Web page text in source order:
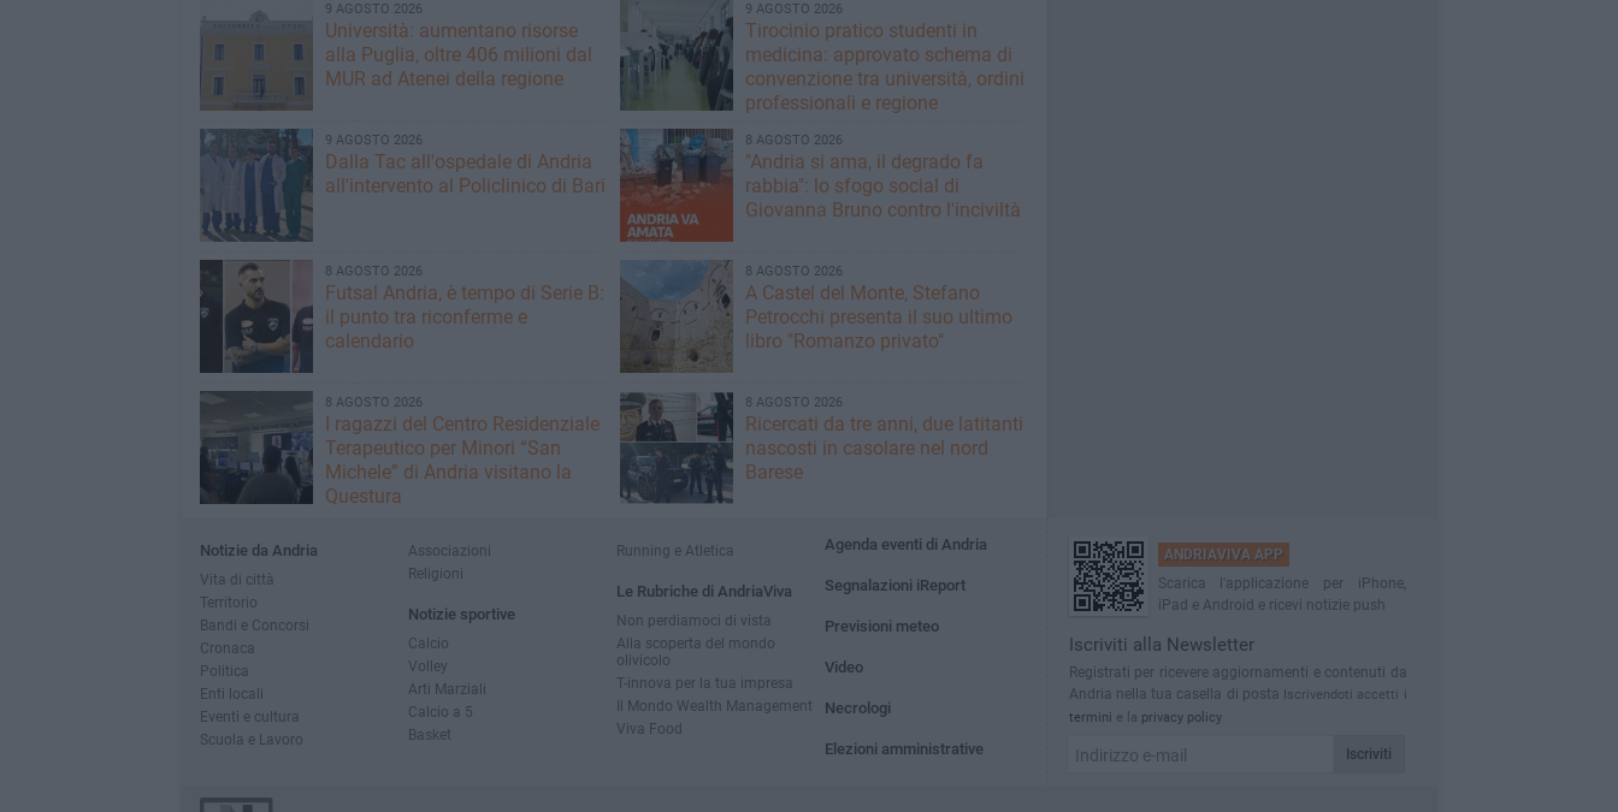
9 AGOSTO 2026
Università: aumentano risorse
alla Puglia, oltre 406 milioni dal
MUR ad Atenei della regione
9 AGOSTO 2026
Tirocinio pratico studenti in
medicina: approvato schema di
convenzione tra università, ordini
professionali e regione
9 AGOSTO 2026
Dalla Tac all'ospedale di Andria
all'intervento al Policlinico di Bari
8 AGOSTO 2026
"Andria si ama, il degrado fa
rabbia": lo sfogo social di
Giovanna Bruno contro l'inciviltà
8 AGOSTO 2026
Futsal Andria, è tempo di Serie B:
il punto tra riconferme e
calendario
8 AGOSTO 2026
A Castel del Monte, Stefano
Petrocchi presenta il suo ultimo
libro "Romanzo privato"
8 AGOSTO 2026
I ragazzi del Centro Residenziale
Terapeutico per Minori “San
Michele” di Andria visitano la
Questura
8 AGOSTO 2026
Ricercati da tre anni, due latitanti
nascosti in casolare nel nord
Barese
Notizie da Andria
Vita di città
Territorio
Bandi e Concorsi
Cronaca
Politica
Enti locali
Eventi e cultura
Scuola e Lavoro
Associazioni
Religioni
Notizie sportive
Calcio
Volley
Arti Marziali
Calcio a 5
Basket
Running e Atletica
Le Rubriche di AndriaViva
Non perdiamoci di vista
Alla scoperta del mondo
olivicolo
T-innova per la tua impresa
Il Mondo Wealth Management
Viva Food
Agenda eventi di Andria
Segnalazioni iReport
Previsioni meteo
Video
Necrologi
Elezioni amministrative
ANDRIAVIVA APP
Scarica l'applicazione per iPhone,
iPad e Android e ricevi notizie push
Iscriviti alla Newsletter
Registrati per ricevere aggiornamenti e contenuti da
Andria nella tua casella di posta Iscrivendoti accetti i
termini e la privacy policy
Iscriviti